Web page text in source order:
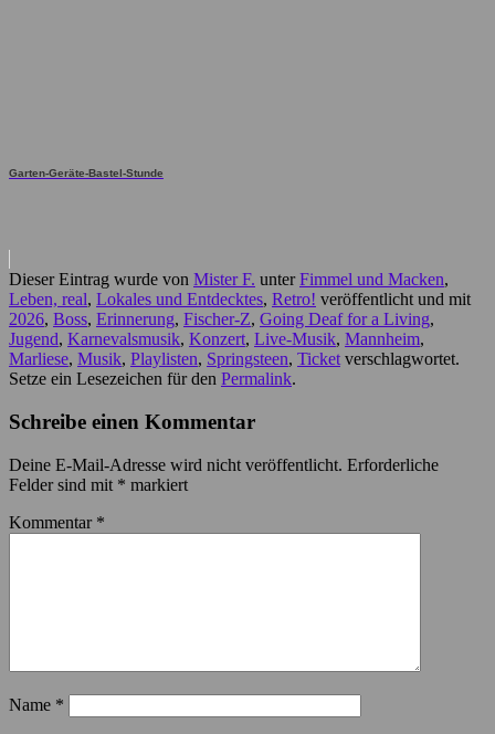
Garten-Geräte-Bastel-Stunde
Dieser Eintrag wurde von Mister F. unterFimmel und Macken,
Leben, real, Lokales und Entdecktes, Retro! veröffentlicht und mit
2026, Boss, Erinnerung, Fischer-Z, Going Deaf for a Living,
Jugend, Karnevalsmusik, Konzert, Live-Musik, Mannheim,
Marliese, Musik, Playlisten, Springsteen, Ticket verschlagwortet.
Setze ein Lesezeichen für den Permalink.
Schreibe einen Kommentar
Deine E-Mail-Adresse wird nicht veröffentlicht. Erforderliche
Felder sind mit * markiert
Kommentar *
Name *